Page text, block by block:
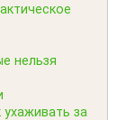
нельзя
ухаживать за